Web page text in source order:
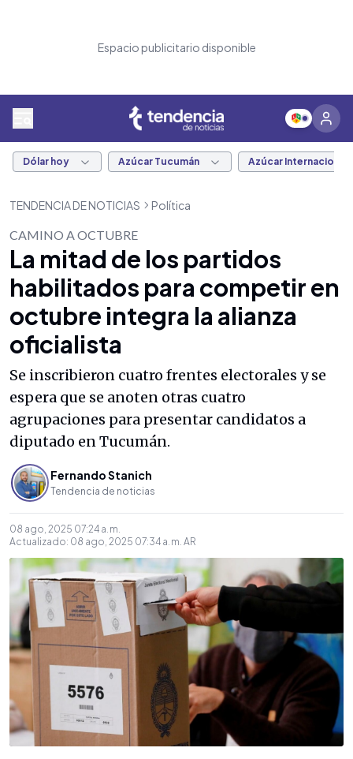
Espacio publicitario disponible
Dólar hoy Azúcar Tucumán Azúcar Internacional
TENDENCIA DE NOTICIAS Política
CAMINO A OCTUBRE
La mitad de los partidos
habilitados para competir en
octubre integra la alianza
oficialista
Se inscribieron cuatro frentes electorales y se
espera que se anoten otras cuatro
agrupaciones para presentar candidatos a
diputado en Tucumán.
Fernando Stanich
Tendencia de noticias
08 ago, 2025 07:24 a. m.
Actualizado: 08 ago, 2025 07:34 a. m. AR